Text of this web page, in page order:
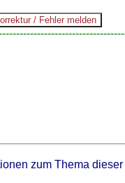
zum Thema